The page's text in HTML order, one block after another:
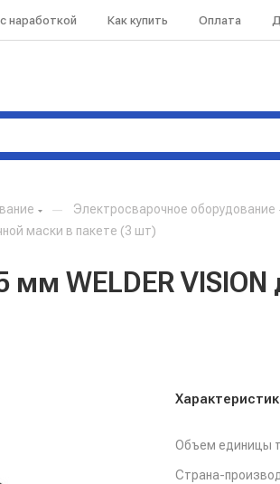
наработкой Как купить Оплата
— Электросварочное оборудование
маски в пакете (3 шт)
WELDER
Объем единицы
Страна-